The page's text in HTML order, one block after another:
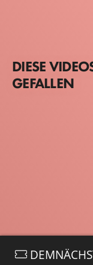
DIESE
GEFALLEN